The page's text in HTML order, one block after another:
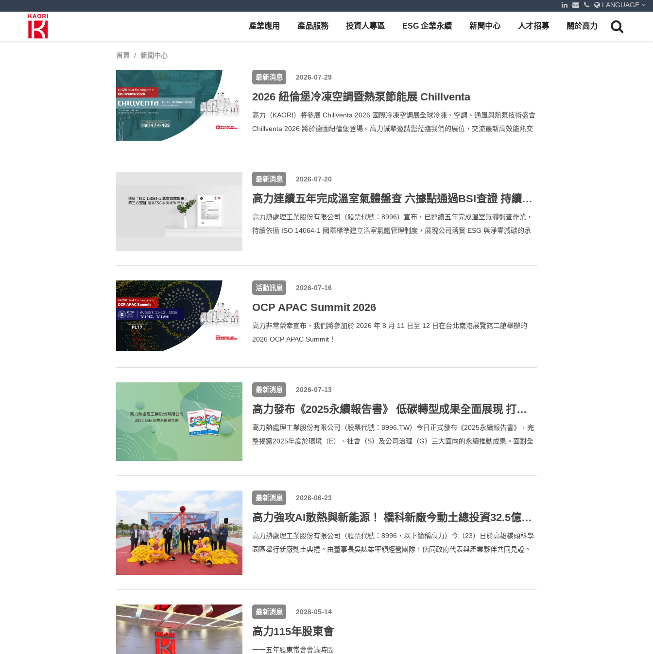
LANGUAGE
產業應用 產品服務 投資人專區 ESG 企業永續 新聞中心 人才招募 關於高力
首頁 新聞中心
最新消息 2026-07-29
2026 紐倫堡冷凍空調暨熱泵節能展 Chillventa
高力（KAORI）將參展 Chillventa 2026 國際冷凍空調展全球冷凍、空調、通風與熱泵技術盛會
Chillventa 2026 將於德國紐倫堡登場。高力誠摯邀請您蒞臨我們的展位，交流最新高效能熱交
最新消息 2026-07-20
高力連續五年完成溫室氣體盤查 六據點通過BSI查證 持續深化集團碳管理
高力熱處理工業股份有限公司（股票代號：8996）宣布，已連續五年完成溫室氣體盤查作業，
持續依循 ISO 14064-1 國際標準建立溫室氣體管理制度，展現公司落實 ESG 與淨零減碳的承
活動訊息 2026-07-16
OCP APAC Summit 2026
高力非常榮幸宣布，我們將參加於 2026 年 8 月 11 日至 12 日在台北南港展覽館二館舉辦的
2026 OCP APAC Summit！
最新消息 2026-07-13
高力發布《2025永續報告書》 低碳轉型成果全面展現 打造企業永續競爭力
高力熱處理工業股份有限公司（股票代號：8996.TW）今日正式發布《2025永續報告書》，完
整揭露2025年度於環境（E）、社會（S）及公司治理（G）三大面向的永續推動成果。面對全
治理全面接軌國際標準，展現將永續理念深植企業經營、落實於營運管理的具體成效。
最新消息 2026-06-23
高力強攻AI散熱與新能源！ 橋科新廠今動土總投資32.5億、最快2027年量產
高力熱處理工業股份有限公司（股票代號：8996，以下簡稱高力）今（23）日於高雄橋頭科學
園區舉行新廠動土典禮。由董事長吳誌雄率領經營團隊，偕同政府代表與產業夥伴共同見證。
最新消息 2026-05-14
高力115年股東會
一一五年股東常會會議時間